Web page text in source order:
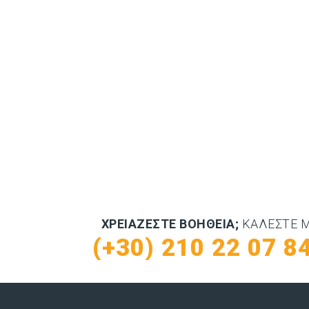
ΧΡΕΙΆΖΕΣΤΕ ΒΟΉΘΕΙΑ; ΚΑΛΈΣΤΕ
(+30) 210 22 07